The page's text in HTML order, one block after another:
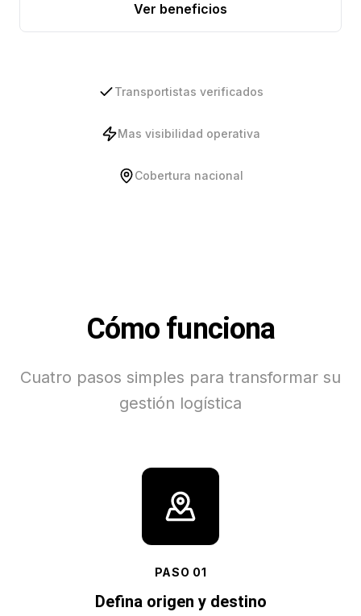
Ver beneficios
Transportistas verificados
Mas visibilidad operativa
Cobertura nacional
Cómo funciona
Cuatro pasos simples para transformar su
gestión logística
PASO 01
Defina origen y destino